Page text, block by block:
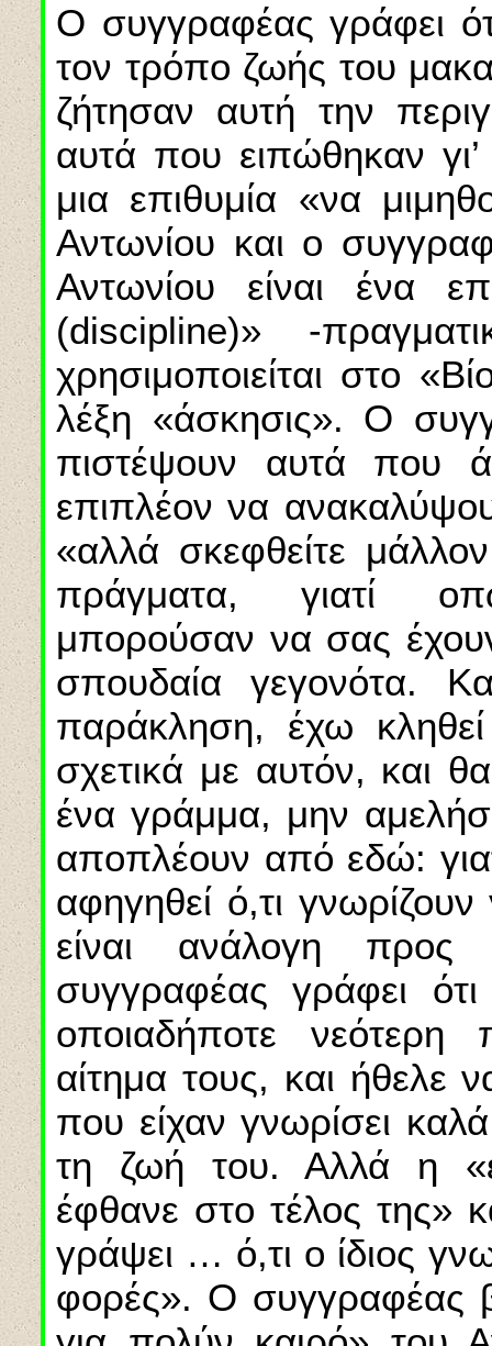
Ο συγγραφέας γράφει
τον τρόπο ζωής του
ζήτησαν αυτή την
αυτά που ειπώθηκαν
μια επιθυμία «να
Αντωνίου και ο
Αντωνίου είναι ένα
(discipline)» -
χρησιμοποιείται στο
λέξη «άσκησις». Ο
πιστέψουν αυτά που
επιπλέον να
«αλλά σκεφθείτε
πράγματα, γιατί
μπορούσαν να σας
σπουδαία γεγονότα.
παράκληση, έχω
σχετικά με αυτόν,
ένα γράμμα, μην
αποπλέουν από εδώ:
αφηγηθεί ό,τι
είναι ανάλογη
συγγραφέας γράφει
οποιαδήποτε
αίτημα τους, και ήθελε
που είχαν γνωρίσει
τη ζωή του. Αλλά η
έφθανε στο τέλος της»
γράψει … ό,τι ο ίδιος
φορές». Ο συγγραφέας